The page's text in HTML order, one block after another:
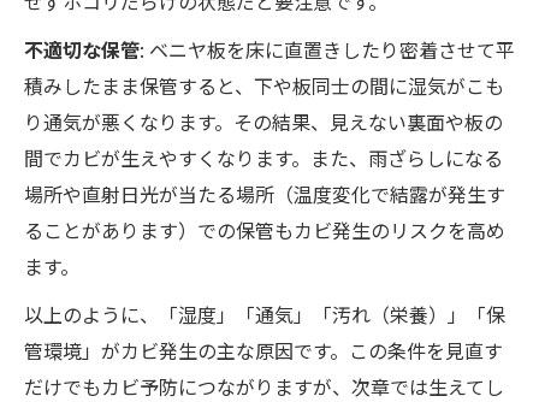
不適切な保管: ベニヤ板を床に直置きしたり密着させて平
積みしたまま保管すると、下や板同士の間に湿気がこも
り通気が悪くなります。その結果、見えない裏面や板の
間でカビが生えやすくなります。また、雨ざらしになる
場所や直射日光が当たる場所（温度変化で結露が発生す
ることがあります）での保管もカビ発生のリスクを高め
ます。
以上のように、「湿度」「通気」「汚れ（栄養）」「保
管環境」がカビ発生の主な原因です。この条件を見直す
だけでもカビ予防につながりますが、次章では生えてし